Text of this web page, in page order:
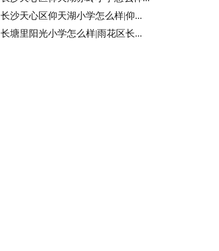
长沙天心区仰天湖小学怎么样|仰...
长塘里阳光小学怎么样|雨花区长...